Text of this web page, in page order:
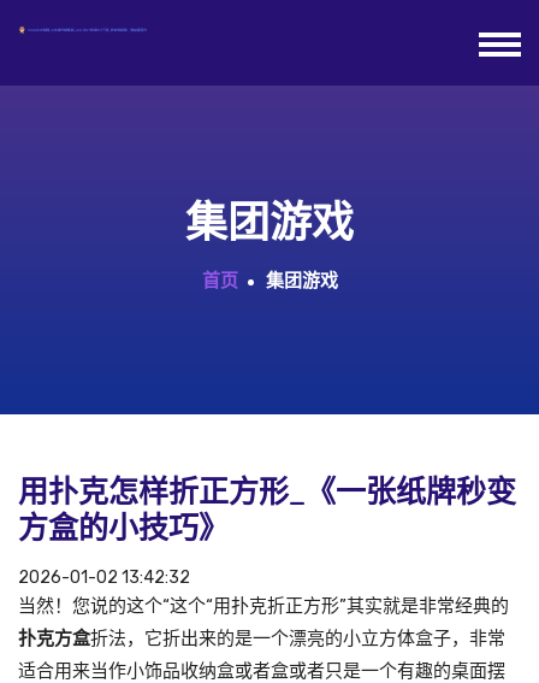
集团游戏
首页 集团游戏
用扑克怎样折正方形_《一张纸牌秒变
方盒的小技巧》
2026-01-02 13:42:32
当然！您说的这个“这个“用扑克折正方形”其实就是非常经典的
扑克方盒折法，它折出来的是一个漂亮的小立方体盒子，非常
适合用来当作小饰品收纳盒或者盒或者只是一个有趣的桌面摆